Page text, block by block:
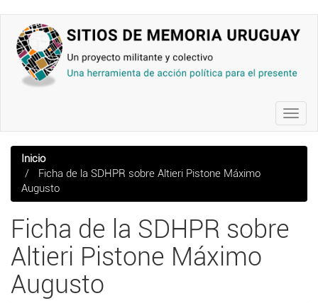
contenido
principal
Inicio
Ficha de la SDHPR sobre Altieri Pistone Máximo
Augusto
Ficha de la SDHPR sobre
Altieri Pistone Máximo
Augusto